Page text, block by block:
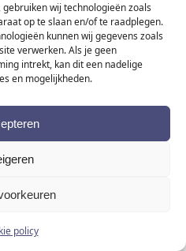
wij technologieën zoals
op te slaan en/of te raadplegen.
kunnen wij gegevens zoals
verwerken. Als je geen
intrekt, kan dit een nadelige
en mogelijkheden.
policy
EZ53
pk)